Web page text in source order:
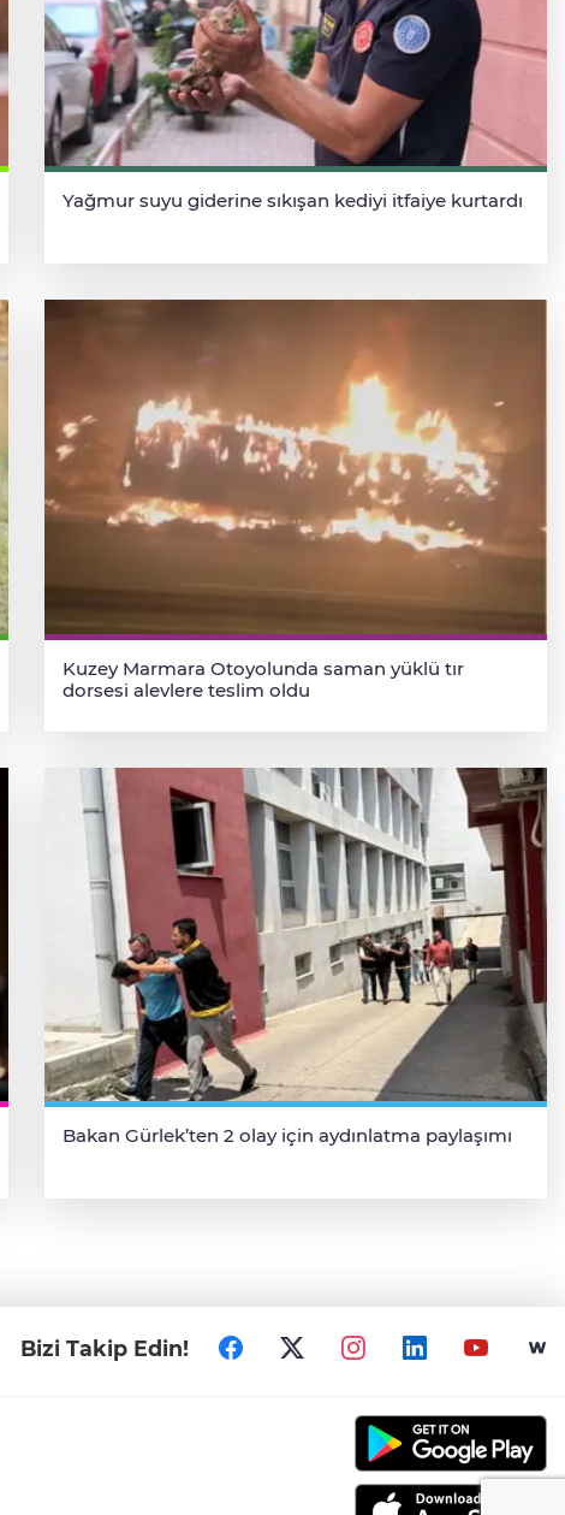
Yağmur suyu giderine sıkışan kediyi itfaiye kurtardı
Kuzey Marmara Otoyolunda saman yüklü tır
dorsesi alevlere teslim oldu
Bakan Gürlek’ten 2 olay için aydınlatma paylaşımı
Bizi Takip Edin!